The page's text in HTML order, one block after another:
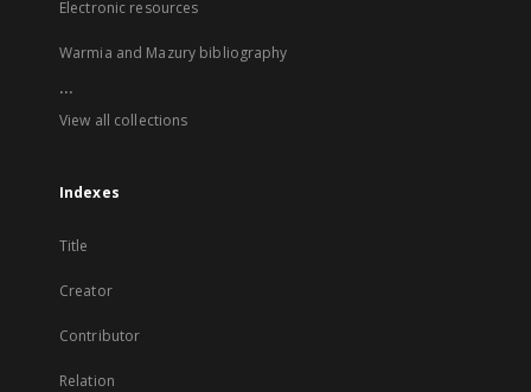
Electronic resources
Warmia and Mazury bibliography
...
View all collections
Indexes
Title
Creator
Contributor
Relation